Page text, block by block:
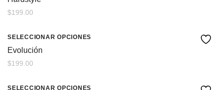
$199.00
SELECCIONAR OPCIONES
Evolución
$199.00
SELECCIONAR OPCIONES